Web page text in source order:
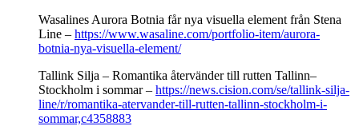
Wasalines Aurora Botnia får nya visuella element från Stena
Line – https://www.wasaline.com/portfolio-item/aurora-
botnia-nya-visuella-element/
Tallink Silja – Romantika återvänder till rutten Tallinn–
Stockholm i sommar – https://news.cision.com/se/tallink-silja-
line/r/romantika-atervander-till-rutten-tallinn-stockholm-i-
sommar,c4358883